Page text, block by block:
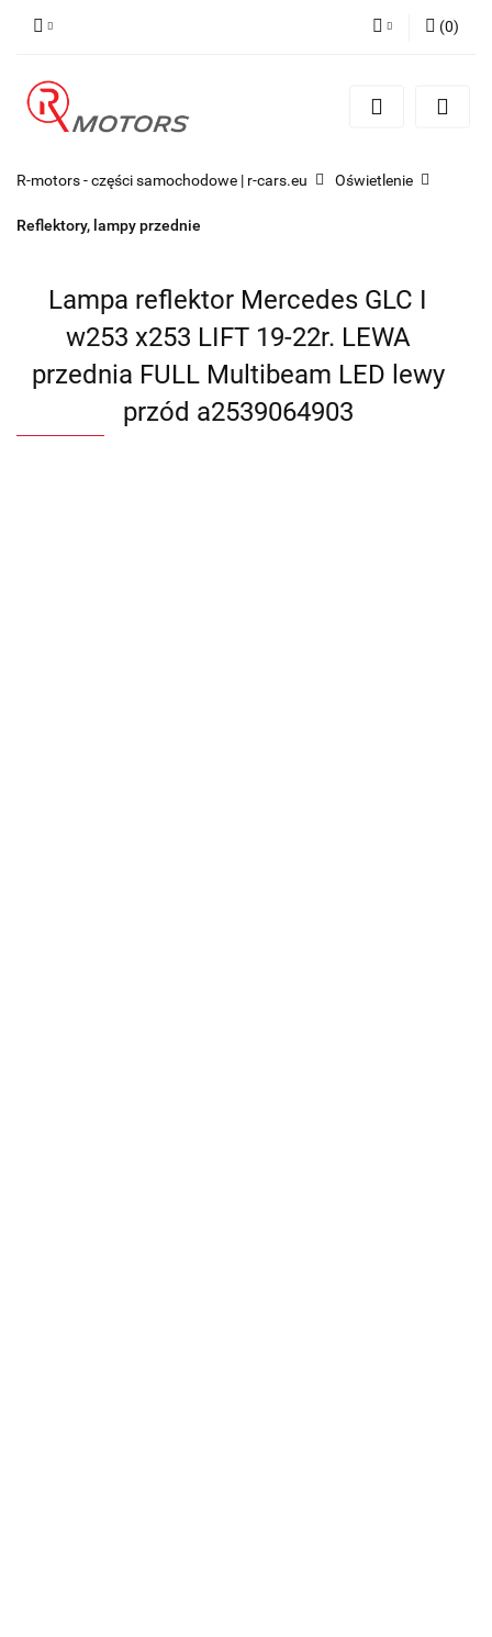
Zarejestruj się
(0)
R-motors - części samochodowe | r-cars.eu Oświetlenie
Reflektory, lampy przednie
Lampa reflektor Mercedes GLC I
w253 x253 LIFT 19-22r. LEWA
przednia FULL Multibeam LED lewy
przód a2539064903